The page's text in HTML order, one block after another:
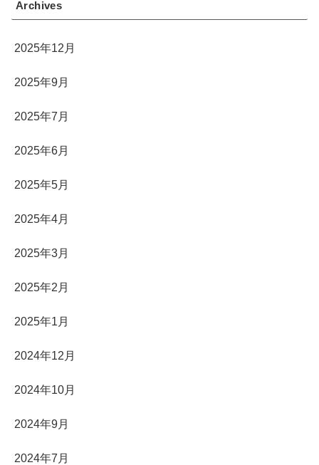
Archives
2025年12月
2025年9月
2025年7月
2025年6月
2025年5月
2025年4月
2025年3月
2025年2月
2025年1月
2024年12月
2024年10月
2024年9月
2024年7月